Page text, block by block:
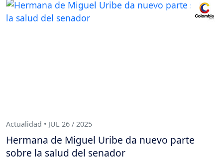
Actualidad • JUL 26 / 2025
Hermana de Miguel Uribe da nuevo parte
sobre la salud del senador